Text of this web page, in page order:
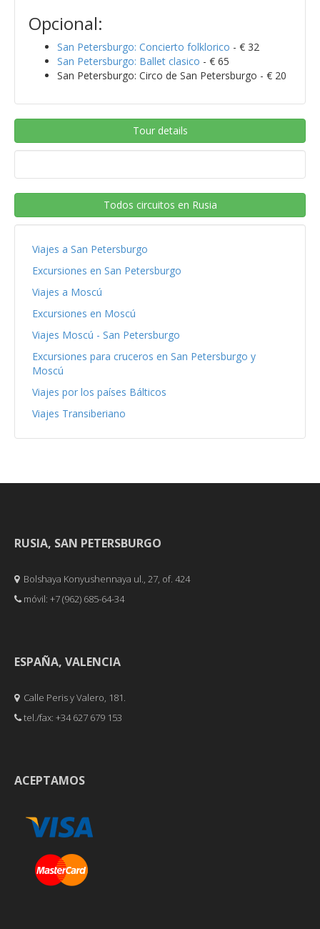
Opcional:
San Petersburgo: Concierto folklorico - € 32
San Petersburgo: Ballet clasico - € 65
San Petersburgo: Circo de San Petersburgo - € 20
Tour details
Todos circuitos en Rusia
Viajes a San Petersburgo
Excursiones en San Petersburgo
Viajes a Moscú
Excursiones en Moscú
Viajes Moscú - San Petersburgo
Excursiones para cruceros en San Petersburgo y
Moscú
Viajes por los países Bálticos
Viajes Transiberiano
RUSIA, SAN PETERSBURGO
Bolshaya Konyushennaya ul., 27, of. 424
móvil: +7 (962) 685-64-34
ESPAÑA, VALENCIA
Calle Peris y Valero, 181.
tel./fax: +34 627 679 153
ACEPTAMOS